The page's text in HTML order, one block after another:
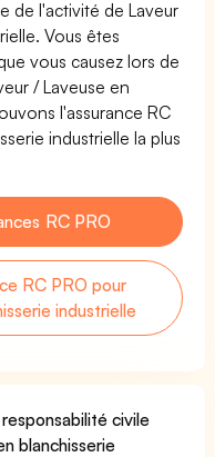
de l'activité de Laveur
Vous êtes
vous causez lors de
/ Laveuse en
l'assurance RC
industrielle la plus
RC PRO
RC PRO pour
industrielle
civile
blanchisserie